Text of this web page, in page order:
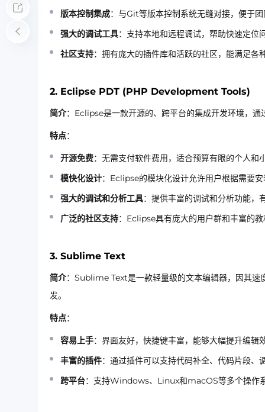
版本控制集成：与Git等版本控制系统无缝对接，便于
强大的调试工具：支持本地和远程调试，帮助快速定位
社区支持：拥有庞大的插件库和活跃的社区，能满足各
2. Eclipse PDT (PHP Development Tools)
简介：Eclipse是一款开源的、跨平台的集成开发环境，
特点：
开源免费：无需支付软件费用，适合预算有限的个人和
模快化设计：Eclipse的模块化设计允许用户根据需要
强大的调试和分析工具：提供丰富的调试和分析功能，
广泛的社区支持：Eclipse具有庞大的用户群和丰富的
3. Sublime Text
简介：Sublime Text是一款轻量级的文本编辑器，因其速
发。
特点：
容易上手：界面友好，快捷键丰富，能够大幅提升编辑
丰富的插件：通过插件可以支持代码补全、代码片段、
跨平台：支持Windows、Linux和macOS等多个操作